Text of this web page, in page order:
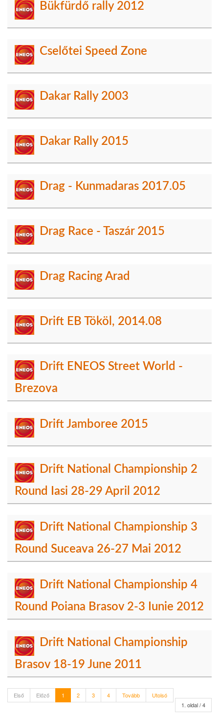
Bükfürdő rally 2012
Cselőtei Speed Zone
Dakar Rally 2003
Dakar Rally 2015
Drag - Kunmadaras 2017.05
Drag Race - Taszár 2015
Drag Racing Arad
Drift EB Tököl, 2014.08
Drift ENEOS Street World -
Brezova
Drift Jamboree 2015
Drift National Championship 2
Round Iasi 28-29 April 2012
Drift National Championship 3
Round Suceava 26-27 Mai 2012
Drift National Championship 4
Round Poiana Brasov 2-3 Iunie 2012
Drift National Championship
Brasov 18-19 June 2011
1. oldal / 4
Első Előző 1 2 3 4 Tovább Utolsó